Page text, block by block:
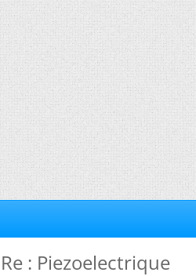
Re : Piezoelectrique